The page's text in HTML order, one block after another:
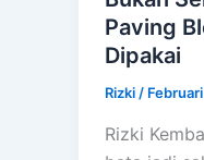
Paving
Dipakai
Rizki/
Rizki